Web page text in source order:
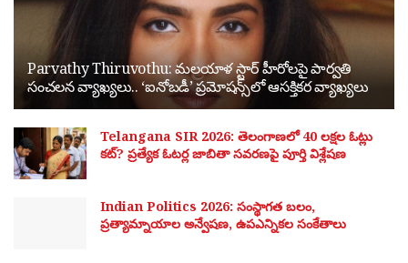
Parvathy Thiruvothu: మలయాళ స్టార్ హీరోలపై పార్వతి
సంచలన వ్యాఖ్యలు.. ‘ఐనోబడీ’ ప్రమోషన్స్‌లో ఆసక్తికర వ్యాఖ్యలు
Telangana SIR 2026: తెలంగాణలో 40 లక్షల ఓట్లు
కట్? ప్రత్యేక ఓటర్ల జాబితా సవరణపై పూర్తి విశ్లేషణ
Indian Politics 2026: సంస్థాగత బలం,
ప్రత్యామ్నాయాల అన్వేషణ, ఉపఎన్నికల సంకేతాలు